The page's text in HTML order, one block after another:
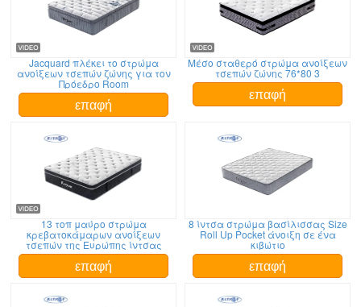
Jacquard πλέκει το στρώμα
ανοίξεων τσεπών ζώνης για τον
Πρόεδρο Room
επαφή
Μέσο σταθερό στρώμα ανοίξεων
τσεπών ζώνης 76*80 3
επαφή
13 τοπ μαύρο στρώμα
κρεβατοκάμαρων ανοίξεων
τσεπών της Ευρώπης ίντσας
επαφή
8 ίντσα στρώμα βασίλισσας Size
Roll Up Pocket άνοιξη σε ένα
κιβώτιο
επαφή